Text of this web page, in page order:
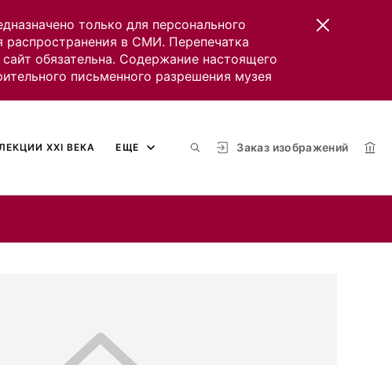
только для персонального
распространения в СМИ. Перепечатка
обязательна. Содержание настоящего
письменного разрешения музея
Заказ изображений
XXI ВЕКА ЕЩЕ